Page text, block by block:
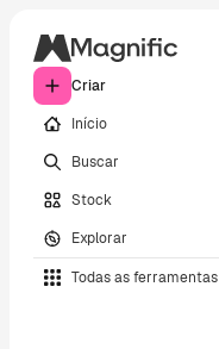
Criar
Início
Buscar
Stock
Explorar
Todas as ferramentas